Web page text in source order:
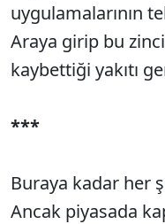
uygulamalarının
Araya girip bu
kaybettiği yakıtı
***
Buraya kadar her
Ancak piyasada